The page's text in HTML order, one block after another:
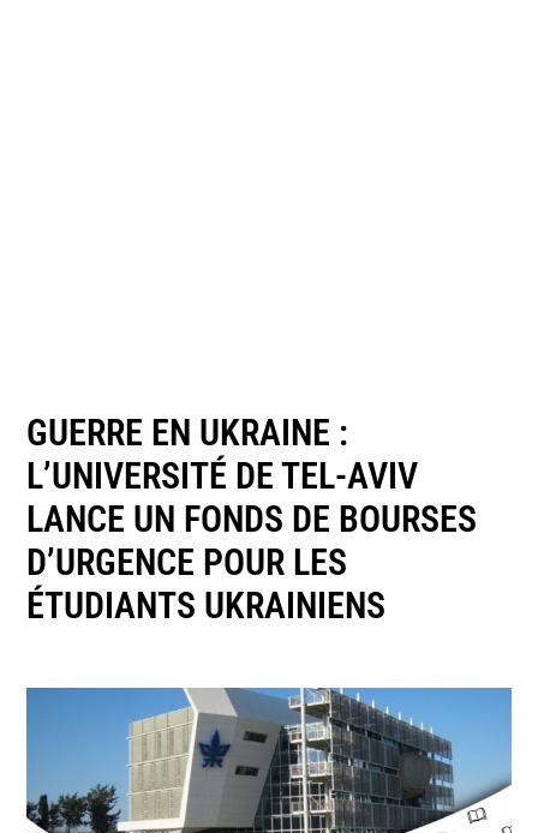
GUERRE EN UKRAINE :
L’UNIVERSITÉ DE TEL-AVIV
LANCE UN FONDS DE BOURSES
D’URGENCE POUR LES
ÉTUDIANTS UKRAINIENS